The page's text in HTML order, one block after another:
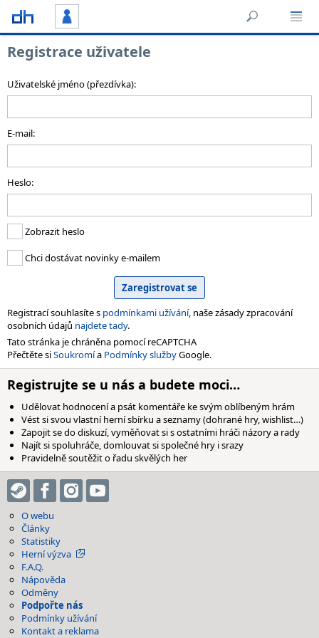
Registrace uživatele
Uživatelské jméno (přezdívka):
E-mail:
Heslo:
Zobrazit heslo
Chci dostávat novinky e-mailem
Registrací souhlasíte s podmínkami užívání, naše zásady zpracování
osobních údajů najdete tady.
Tato stránka je chráněna pomocí reCAPTCHA
Přečtěte siSoukromía Podmínky službyGoogle.
Registrujte se u nás a budete moci…
Udělovat hodnocení a psát komentáře ke svým oblíbeným hrám
Vést si svou vlastní herní sbírku a seznamy (dohrané hry, wishlist…)
Zapojit se do diskuzí, vyměňovat si s ostatními hráči názory a rady
Najít si spoluhráče, domlouvat si společné hry i srazy
Pravidelně soutěžit o řadu skvělých her
O webu
Články
Statistiky
Herní výzva
F.A.Q.
Nápověda
Odměny
Podpořte nás
Podmínky užívání
Kontakt a reklama